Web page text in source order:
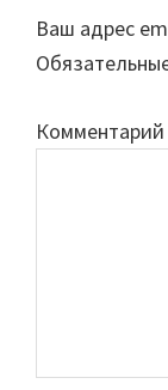
Ваш адрес
Комментарий